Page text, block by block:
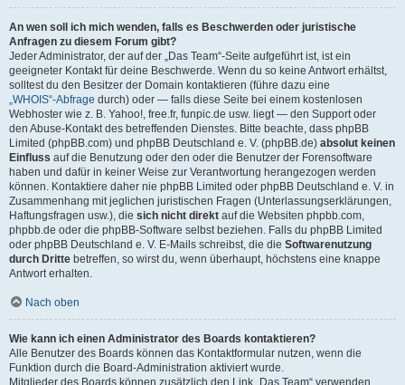
An wen soll ich mich wenden, falls es Beschwerden oder juristische
Anfragen zu diesem Forum gibt?
Jeder Administrator, der auf der „Das Team“-Seite aufgeführt ist, ist ein
geeigneter Kontakt für deine Beschwerde. Wenn du so keine Antwort erhältst,
solltest du den Besitzer der Domain kontaktieren (führe dazu eine
„WHOIS“-Abfrage durch) oder — falls diese Seite bei einem kostenlosen
Webhoster wie z. B. Yahoo!, free.fr, funpic.de usw. liegt — den Support oder
den Abuse-Kontakt des betreffenden Dienstes. Bitte beachte, dass phpBB
Limited (phpBB.com) und phpBB Deutschland e. V. (phpBB.de) absolut keinen
Einfluss auf die Benutzung oder den oder die Benutzer der Forensoftware
haben und dafür in keiner Weise zur Verantwortung herangezogen werden
können. Kontaktiere daher nie phpBB Limited oder phpBB Deutschland e. V. in
Zusammenhang mit jeglichen juristischen Fragen (Unterlassungserklärungen,
Haftungsfragen usw.), die sich nicht direkt auf die Websiten phpbb.com,
phpbb.de oder die phpBB-Software selbst beziehen. Falls du phpBB Limited
oder phpBB Deutschland e. V. E-Mails schreibst, die die Softwarenutzung
durch Dritte betreffen, so wirst du, wenn überhaupt, höchstens eine knappe
Antwort erhalten.
Nach oben
Wie kann ich einen Administrator des Boards kontaktieren?
Alle Benutzer des Boards können das Kontaktformular nutzen, wenn die
Funktion durch die Board-Administration aktiviert wurde.
Mitglieder des Boards können zusätzlich den Link „Das Team“ verwenden.